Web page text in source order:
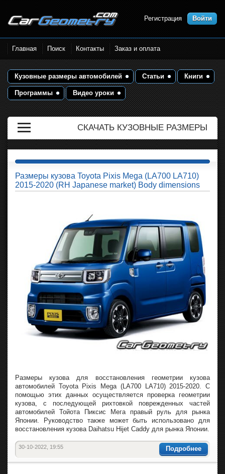
Размеры кузова автомобилей.
Контрольные точки и кузовные
размеры. Геометрия кузова
Регистрация Войти
Главная Поиск Контакты Заказ и оплата
Кузовные размеры автомобилей Статьи Книги
Программы Видео уроки
СКАЧАТЬ КУЗОВНЫЕ РАЗМЕРЫ
Размеры кузова Toyota Pixis Mega (LA700 LA710)
2015-2020 (RH Japanese market) Body dimensions
Размеры кузова для восстановления геометрии кузова
автомобилей Toyota Pixis Mega (LA700 LA710) 2015-2020. С
помощью этих данных осуществляется проверка геометрии
кузова, с последующей рихтовкой поврежденных частей
автомобилей Тойота Пиксис Мега правый руль для рынка
Японии. Руководство также может быть использовано для
восстановления кузова Daihatsu Hijet Caddy для рынка Японии.
Подробнее
30-10-2022, 19:55